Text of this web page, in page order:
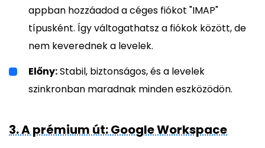
appban hozzáadod a céges fiókot "IMAP"
típusként. Így váltogathatsz a fiókok között, de
nem keverednek a levelek.
Előny:Stabil, biztonságos, és a levelek
szinkronban maradnak minden eszközödön.
3. A prémium út: Google Workspace